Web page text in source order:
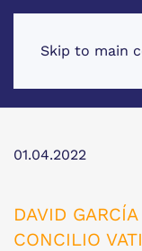
Skip to main
01.04.2022
DAVID
CONCILIO